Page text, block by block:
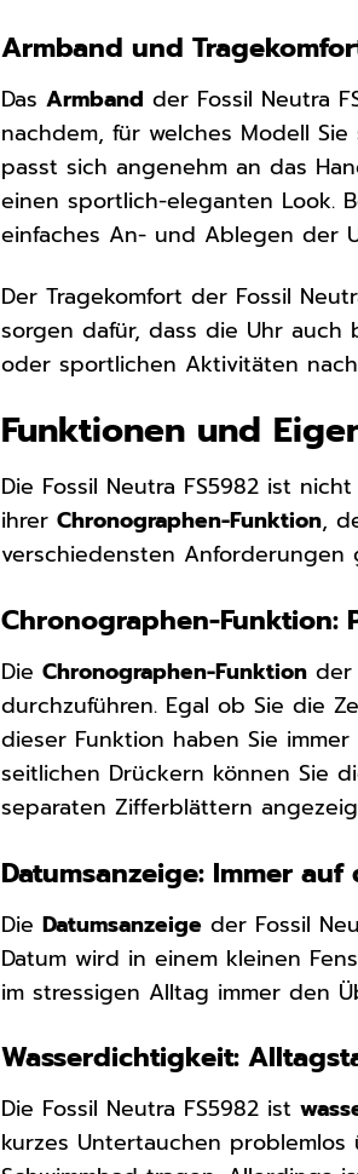
Armband und
DasArmband der Fossil Neutra
nachdem, für welches Modell
passt sich angenehm an das
einen sportlich-eleganten Look.
einfaches An- und Ablegen der
Der Tragekomfort der Fossil
sorgen dafür, dass die Uhr auch
oder sportlichen Aktivitäten
Funktionen und
Die Fossil Neutra FS5982 ist
ihrerChronographen-Funktion,
verschiedensten Anforderungen
Chronographen-Funktion:
DieChronographen-Funktion der
durchzuführen. Egal ob Sie die
dieser Funktion haben Sie
seitlichen Drückern können Sie
separaten Zifferblättern
Datumsanzeige: Immer
DieDatumsanzeige der Fossil
Datum wird in einem kleinen
im stressigen Alltag immer den
Wasserdichtigkeit:
Die Fossil Neutra FS5982 ist
kurzes Untertauchen